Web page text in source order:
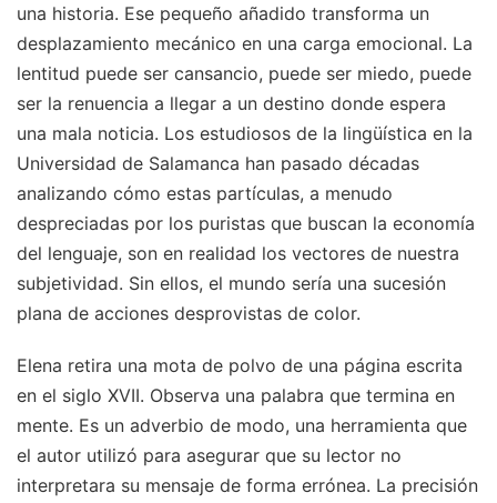
una historia. Ese pequeño añadido transforma un
desplazamiento mecánico en una carga emocional. La
lentitud puede ser cansancio, puede ser miedo, puede
ser la renuencia a llegar a un destino donde espera
una mala noticia. Los estudiosos de la lingüística en la
Universidad de Salamanca han pasado décadas
analizando cómo estas partículas, a menudo
despreciadas por los puristas que buscan la economía
del lenguaje, son en realidad los vectores de nuestra
subjetividad. Sin ellos, el mundo sería una sucesión
plana de acciones desprovistas de color.
Elena retira una mota de polvo de una página escrita
en el siglo XVII. Observa una palabra que termina en
mente. Es un adverbio de modo, una herramienta que
el autor utilizó para asegurar que su lector no
interpretara su mensaje de forma errónea. La precisión